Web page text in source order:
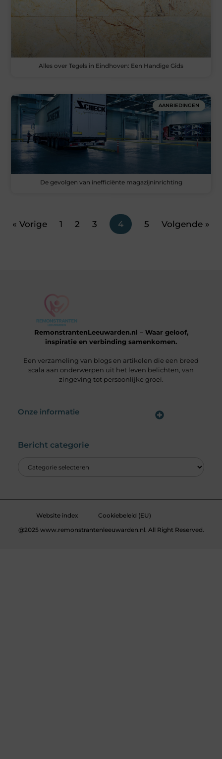
Alles over Tegels in Eindhoven: Een Handige Gids
AANBIEDINGEN
De gevolgen van inefficiënte magazijninrichting
« Vorige 1 2 3 4 5 Volgende »
RemonstrantenLeeuwarden.nl – Waar geloof,
inspiratie en verbinding samenkomen.
Een verzameling van blogs en artikelen die een breed
scala aan onderwerpen uit het leven belichten, van
zingeving tot persoonlijke groei.
Onze informatie
Bericht categorie
Website index
Cookiebeleid (EU)
@2025 www.remonstrantenleeuwarden.nl. All Right Reserved.